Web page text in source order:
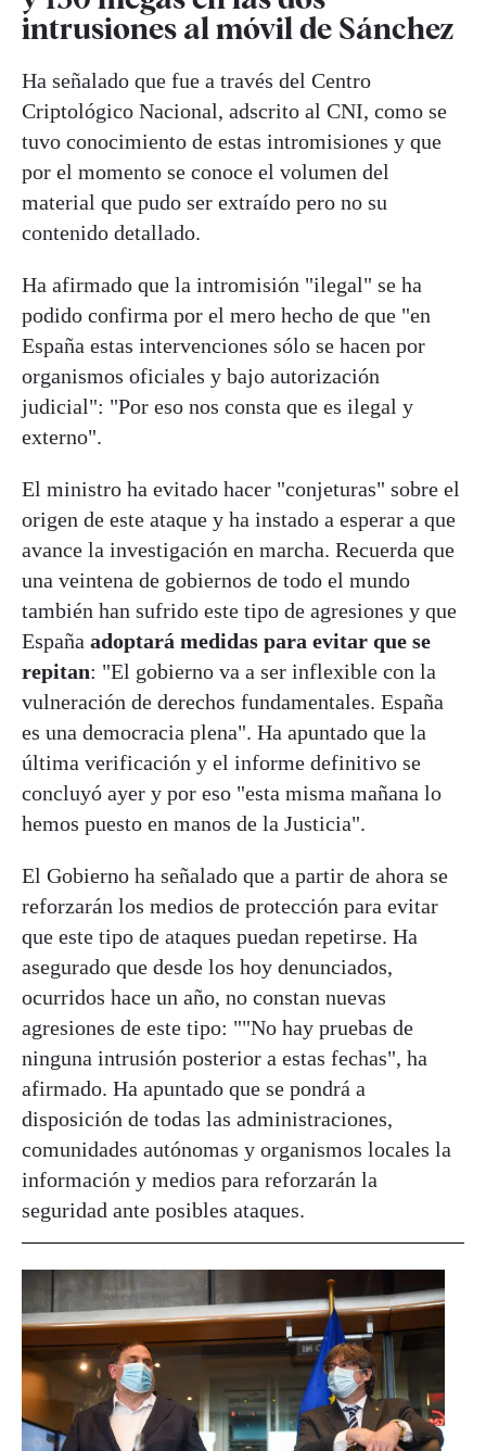
intrusiones al móvil de Sánchez
Ha señalado que fue a través del Centro
Criptológico Nacional, adscrito al CNI, como se
tuvo conocimiento de estas intromisiones y que
por el momento se conoce el volumen del
material que pudo ser extraído pero no su
contenido detallado.
Ha afirmado que la intromisión "ilegal" se ha
podido confirma por el mero hecho de que "en
España estas intervenciones sólo se hacen por
organismos oficiales y bajo autorización
judicial": "Por eso nos consta que es ilegal y
externo".
El ministro ha evitado hacer "conjeturas" sobre el
origen de este ataque y ha instado a esperar a que
avance la investigación en marcha. Recuerda que
una veintena de gobiernos de todo el mundo
también han sufrido este tipo de agresiones y que
España adoptará medidas para evitar que se
repitan: "El gobierno va a ser inflexible con la
vulneración de derechos fundamentales. España
es una democracia plena". Ha apuntado que la
última verificación y el informe definitivo se
concluyó ayer y por eso "esta misma mañana lo
hemos puesto en manos de la Justicia".
El Gobierno ha señalado que a partir de ahora se
reforzarán los medios de protección para evitar
que este tipo de ataques puedan repetirse. Ha
asegurado que desde los hoy denunciados,
ocurridos hace un año, no constan nuevas
agresiones de este tipo: ""No hay pruebas de
ninguna intrusión posterior a estas fechas", ha
afirmado. Ha apuntado que se pondrá a
disposición de todas las administraciones,
comunidades autónomas y organismos locales la
información y medios para reforzarán la
seguridad ante posibles ataques.